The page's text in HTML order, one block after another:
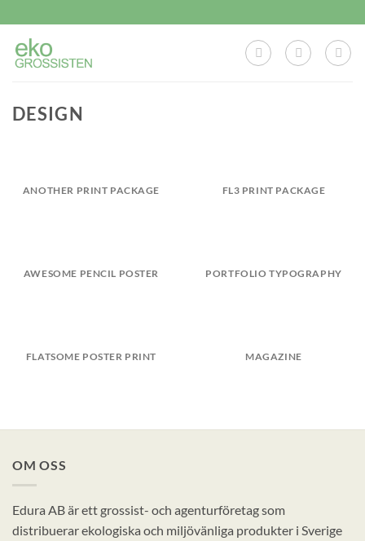
to
content
DESIGN
ANOTHER PRINT PACKAGE FL3 PRINT PACKAGE
AWESOME PENCIL POSTER PORTFOLIO TYPOGRAPHY
FLATSOME POSTER PRINT MAGAZINE
OM OSS
Edura AB är ett grossist- och agenturföretag som
distribuerar ekologiska och miljövänliga produkter i Sverige